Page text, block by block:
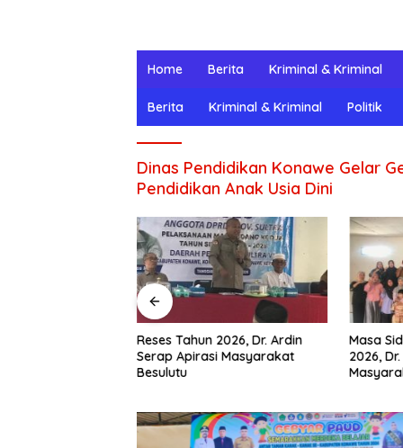
Home Berita Kriminal & Kriminal
Berita Kriminal & Kriminal Politik
Dinas Pendidikan Konawe Gelar
Pendidikan Anak Usia Dini
Reses Tahun 2026, Dr. Ardin
Serap Apirasi Masyarakat
Besulutu
Masa
2026,